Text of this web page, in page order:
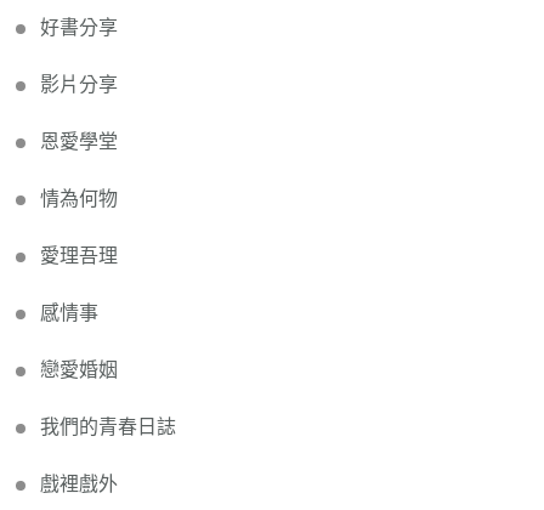
好書分享
影片分享
恩愛學堂
情為何物
愛理吾理
感情事
戀愛婚姻
我們的青春日誌
戲裡戲外